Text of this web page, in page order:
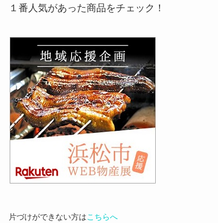
１番人気があった商品をチェック！
片づけができない方はこちらへ